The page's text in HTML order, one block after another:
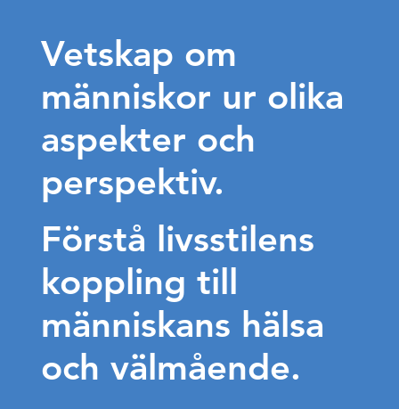
Vetskap om
människor ur olika
aspekter och
perspektiv.
Förstå livsstilens
koppling till
människans hälsa
och välmående.